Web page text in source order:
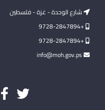
شارع الوحدة - غزة - فلسطين
+9728-2847894
+9728-2847894